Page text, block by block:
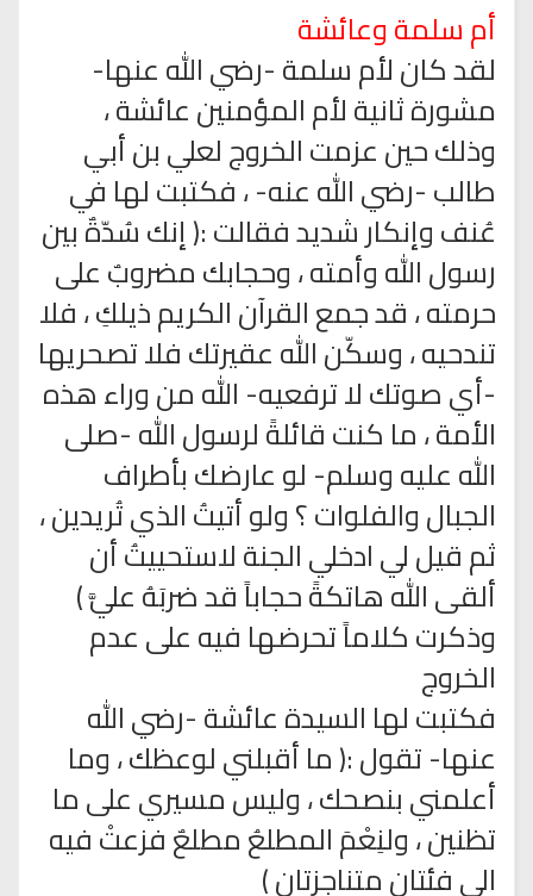
أم سلمة وعائشة
لقد كان لأم سلمة -رضي الله عنها-
مشورة ثانية لأم المؤمنين عائشة ،
وذلك حين عزمت الخروج لعلي بن أبي
طالب -رضي الله عنه- ، فكتبت لها في
عُنف وإنكار شديد فقالت :( إنك سُدّةٌ بين
رسول الله وأمته ، وحجابك مضروبٌ على
حرمته ، قد جمع القرآن الكريم ذيلكِ ، فلا
تندحيه ، وسكّن الله عقيرتك فلا تصحريها
-أي صوتك لا ترفعيه- الله من وراء هذه
الأمة ، ما كنت قائلةً لرسول الله -صلى
الله عليه وسلم- لو عارضك بأطراف
الجبال والفلوات ؟ ولو أتيتُ الذي تُريدين ،
ثم قيل لي ادخلي الجنة لاستحييتُ أن
ألقى الله هاتكةً حجاباً قد ضربَهُ عليَّ )
وذكرت كلاماً تحرضها فيه على عدم
الخروج
فكتبت لها السيدة عائشة -رضي الله
عنها- تقول :( ما أقبلني لوعظك ، وما
أعلمني بنصحك ، وليس مسيري على ما
تظنين ، ولنِعْمَ المطلعُ مطلعٌ فزعتْ فيه
الى فئتان متناجزتان )